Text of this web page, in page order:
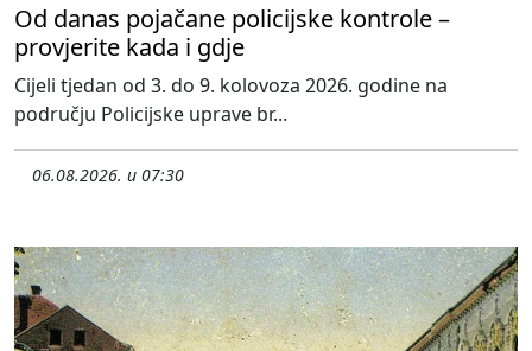
Od danas pojačane policijske kontrole –
provjerite kada i gdje
Cijeli tjedan od 3. do 9. kolovoza 2026. godine na
području Policijske uprave br...
06.08.2026. u 07:30